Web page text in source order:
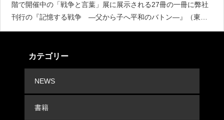
階で開催中の「戦争と言葉」展に展示される27冊の一冊に弊社
刊行の『記憶する戦争 ―父から子へ平和のバトン―』（東谷
仁／著）が選定されました。展示期間は８月１日～８月３１ま
カテゴリー
NEWS
書籍